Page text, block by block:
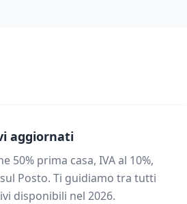
aggiornati
50% prima casa, IVA al 10%,
Posto. Ti guidiamo tra tutti
disponibili nel 2026.